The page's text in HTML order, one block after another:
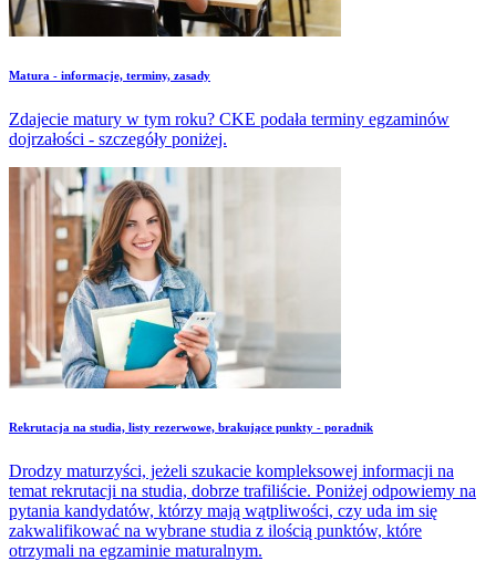
Matura - informacje, terminy, zasady
Zdajecie matury w tym roku? CKE podała terminy egzaminów
dojrzałości - szczegóły poniżej.
​Rekrutacja na studia, listy rezerwowe, brakujące punkty - poradnik
Drodzy maturzyści, jeżeli szukacie kompleksowej informacji na
temat rekrutacji na studia, dobrze trafiliście. Poniżej odpowiemy na
pytania kandydatów, którzy mają wątpliwości, czy uda im się
zakwalifikować na wybrane studia z ilością punktów, które
otrzymali na egzaminie maturalnym.